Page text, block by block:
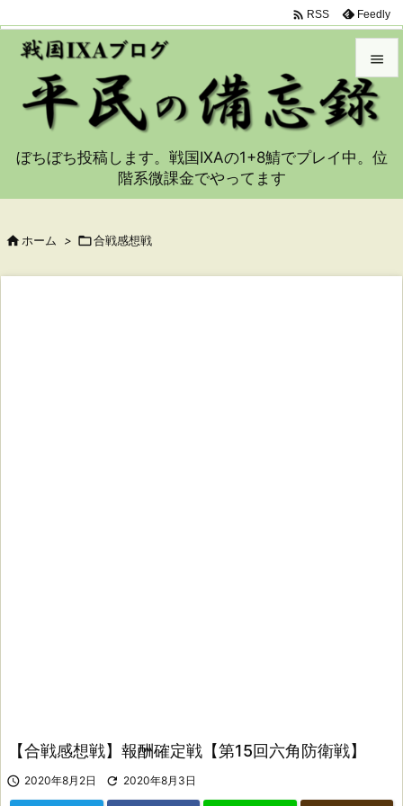


メニュ
サイド
 RSS Feedly
ぼちぼち投稿します。戦国IXAの1+8鯖でプレイ中。位
階系微課金でやってます
 ホーム > 合戦感想戦
【合戦感想戦】報酬確定戦【第15回六角防衛戦】
 2020年8月2日  2020年8月3日